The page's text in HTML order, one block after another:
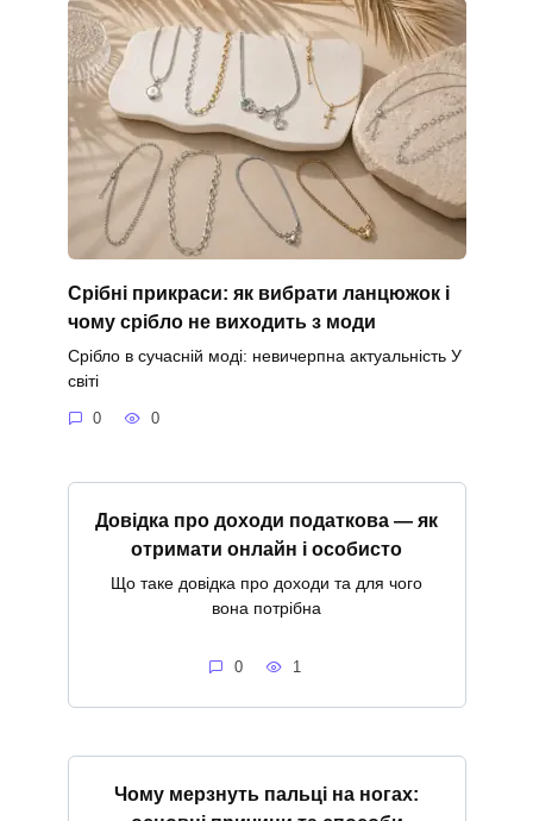
Срібні прикраси: як вибрати ланцюжок і
чому срібло не виходить з моди
Срібло в сучасній моді: невичерпна актуальність У
світі
0 0
Довідка про доходи податкова — як
отримати онлайн і особисто
Що таке довідка про доходи та для чого
вона потрібна
0 1
Чому мерзнуть пальці на ногах: